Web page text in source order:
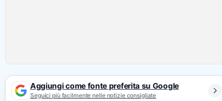
Aggiungi come fonte preferita su Google
Seguici più facilmente nelle notizie consigliate